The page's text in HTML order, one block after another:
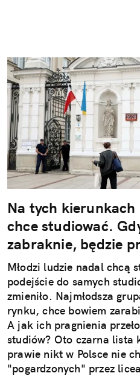
Na tych
chce studiować.
zabraknie, będzie
Młodzi ludzie nadal chcą
podejście do samych
zmieniło. Najmłodsza
rynku, chce bowiem
A jak ich pragnienia
studiów? Oto czarna lista
prawie nikt w Polsce nie
"pogardzonych" przez